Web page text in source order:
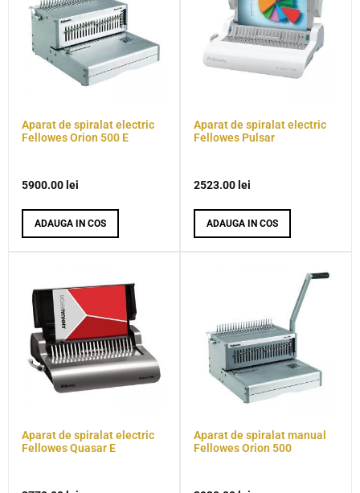
Aparat de spiralat electric
Fellowes Orion 500 E
5900.00 lei
ADAUGA IN COS
Aparat de spiralat electric
Fellowes Pulsar
2523.00 lei
ADAUGA IN COS
Aparat de spiralat electric
Fellowes Quasar E
Aparat de spiralat manual
Fellowes Orion 500